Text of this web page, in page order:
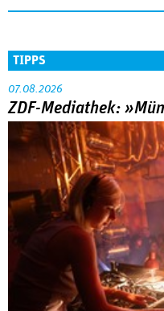
TIPPS
07.08.2026
ZDF-Mediathek: